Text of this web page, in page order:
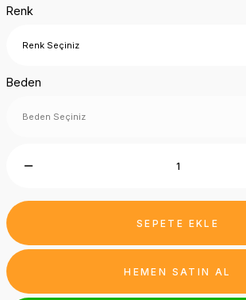
Renk
Beden
SEPETE EKLE
HEMEN SATIN AL